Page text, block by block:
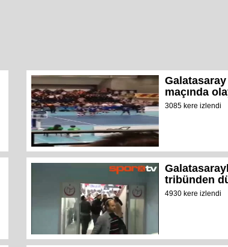
Galatasaray
maçında
3085 kere izlendi
tribünden
4930 kere izlendi